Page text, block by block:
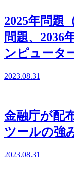
2025年問題
問題、2036
ンピュータ
2023.08.31
金融庁が配
ツールの強
2023.08.31